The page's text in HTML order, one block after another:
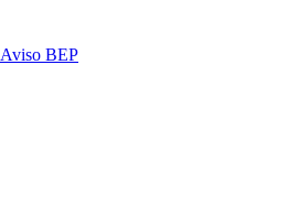
Aviso BEP